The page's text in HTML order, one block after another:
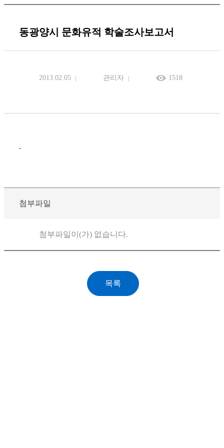
동광양시 문화유적 학술조사보고서
2013.02.05 관리자 1518
.
첨부파일
첨부파일이(가) 없습니다.